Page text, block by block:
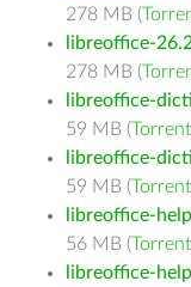
278 MB (
libreoffice-
278 MB (
libreoffice-
59 MB (Torrent
libreoffice-
59 MB (Torrent
libreoffice-
56 MB (Torrent
libreoffice-